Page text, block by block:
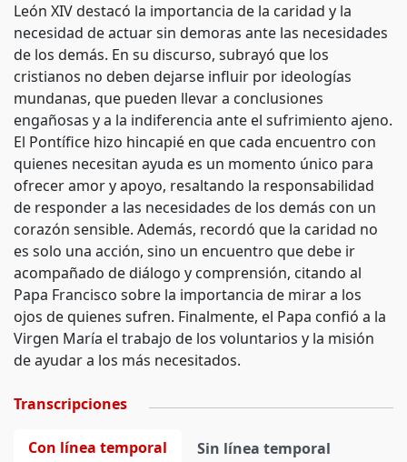
León XIV destacó la importancia de la caridad y la
necesidad de actuar sin demoras ante las necesidades
de los demás. En su discurso, subrayó que los
cristianos no deben dejarse influir por ideologías
mundanas, que pueden llevar a conclusiones
engañosas y a la indiferencia ante el sufrimiento ajeno.
El Pontífice hizo hincapié en que cada encuentro con
quienes necesitan ayuda es un momento único para
ofrecer amor y apoyo, resaltando la responsabilidad
de responder a las necesidades de los demás con un
corazón sensible. Además, recordó que la caridad no
es solo una acción, sino un encuentro que debe ir
acompañado de diálogo y comprensión, citando al
Papa Francisco sobre la importancia de mirar a los
ojos de quienes sufren. Finalmente, el Papa confió a la
Virgen María el trabajo de los voluntarios y la misión
de ayudar a los más necesitados.
Transcripciones
Con línea temporal Sin línea temporal